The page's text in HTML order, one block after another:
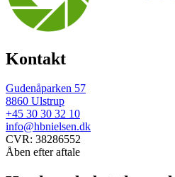
Kontakt
Gudenåparken 57
8860 Ulstrup
+45 30 30 32 10
info@hbnielsen.dk
CVR: 38286552
Åben efter aftale